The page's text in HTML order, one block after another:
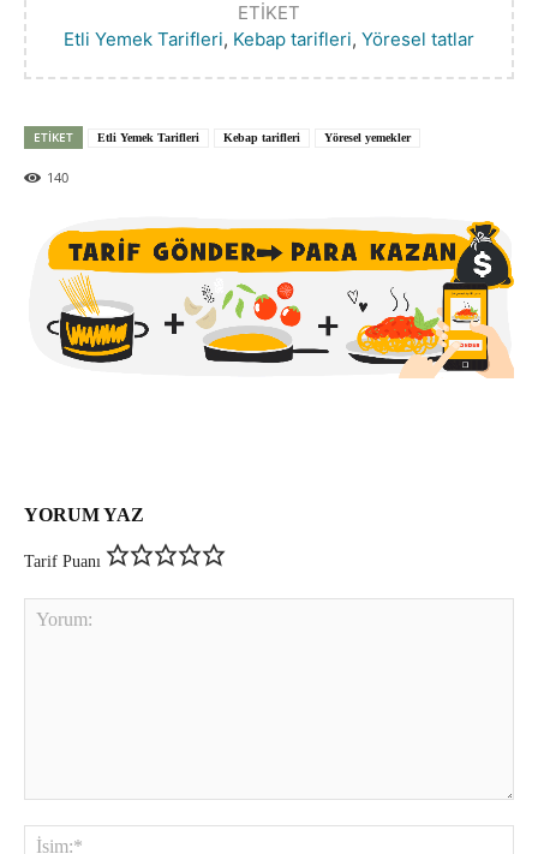
ETIKET
Etli Yemek Tarifleri, Kebap tarifleri, Yöresel tatlar
ETIKET Etli Yemek Tarifleri Kebap tarifleri Yöresel yemekler
140
YORUM YAZ
Tarif Puanı